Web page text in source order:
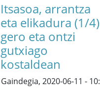
Itsasoa, arrantza
eta elikadura (1/
gero eta ontzi
gutxiago
kostaldean
Gaindegia, 2020-06-11 -